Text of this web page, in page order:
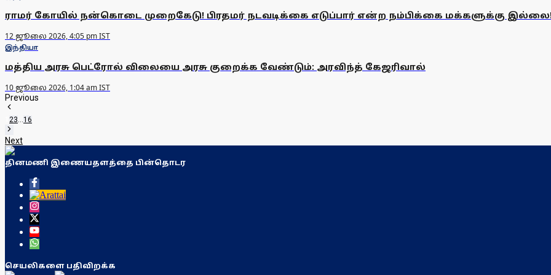
ராமர் கோயில் நன்கொடை முறைகேடு! பிரதமர் நடவடிக்கை எடுப்பார் என்ற நம்பிக்கை மக்களுக்கு
12 ஜூலை 2026, 4:05 pm IST
இந்தியா
மத்திய அரசு பெட்ரோல் விலையை அரசு குறைக்க வேண்டும்: அரவிந்த் கேஜரிவால்
10 ஜூலை 2026, 1:04 am IST
Previous
23...16
Next
தினமணி இணையதளத்தை பின்தொடர
செயலிகளை பதிவிறக்க